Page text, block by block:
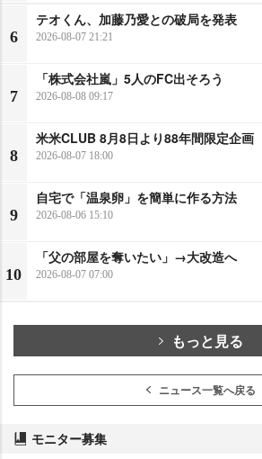
6
テオくん、加藤乃愛との破局を発表
2026-08-07 21:21
7
「株式会社嵐」5人のFC出そろう
2026-08-08 09:17
8
米米CLUB 8月8日より88年間限定企画
2026-08-07 18:00
9
自宅で「温泉卵」を簡単に作る方法
2026-08-06 15:10
10
「父の部屋を奪いたい」→大改造へ
2026-08-07 07:00
もっと見る
ニュース一覧へ戻る
モニター募集